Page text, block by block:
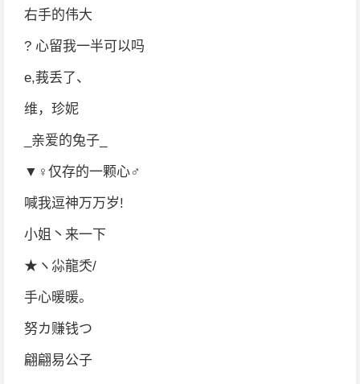
右手的伟大
? 心留我一半可以吗
e,莪丢了、
维，珍妮
_亲爱的兔子_
▼♀仅存的一颗心♂
喊我逗神万万岁!
小姐丶来一下
★ヽ尛龍秂/
手心暖暖。
努カ赚钱つ
翩翩易公子